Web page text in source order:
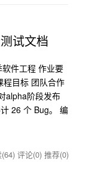
试文档
件工程 作业要
程目标 团队合作
alpha阶段发布
26 个 Bug。 编
评论(0) 推荐(0)